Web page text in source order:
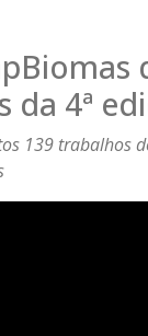
da 4ª
139 trabalhos